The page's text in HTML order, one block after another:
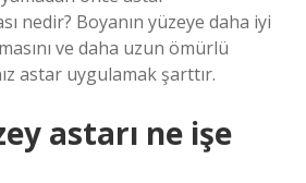
nedir? Boyanın yüzeye daha iyi
ve daha uzun ömürlü
astar uygulamak şarttır.
astarı ne işe